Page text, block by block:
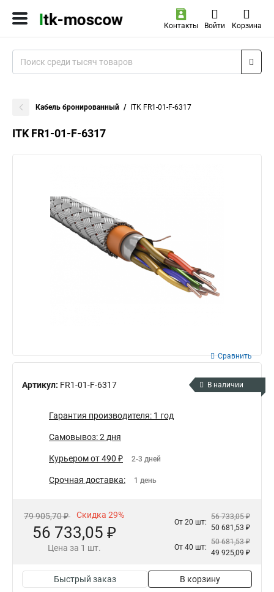
Контакты Войти Корзина
Кабель бронированный ITK FR1-01-F-6317
ITK FR1-01-F-6317
Артикул: FR1-01-F-6317
Сравнить
В наличии
Гарантия производителя: 1 год
Самовывоз: 2 дня
Курьером от 490 ₽ 2-3 дней
Срочная доставка: 1 день
79 905,70 ₽ Скидка 29%
56 733,05 ₽
Цена за 1 шт.
От 20 шт:
56 733,05 ₽
50 681,53 ₽
От 40 шт:
50 681,53 ₽
49 925,09 ₽
Быстрый заказ В корзину